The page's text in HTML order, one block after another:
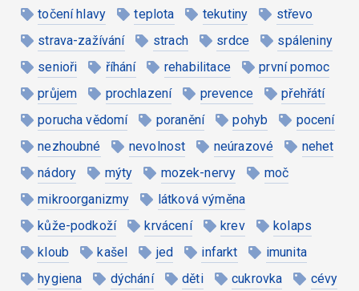
točení hlavy
teplota tekutiny
střevo
strava-zažívání
strach srdce
spáleniny
senioři
říhání rehabilitace
první pomoc
průjem
prochlazení prevence
přehřátí
porucha vědomí
poranění pohyb
pocení
nezhoubné
nevolnost neúrazové
nehet
nádory
mýty mozek-nervy
moč
mikroorganizmy
látková výměna
kůže-podkoží
krvácení krev
kolaps
kloub
kašel jed infarkt
imunita
hygiena
dýchání děti cukrovka
cévy